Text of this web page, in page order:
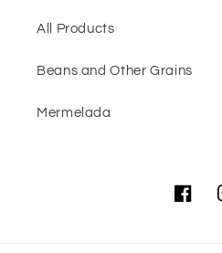
All Products
Beans and Other Grains
Mermelada